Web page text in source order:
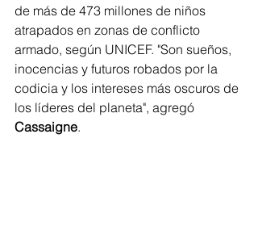
de más de 473 millones de niños
atrapados en zonas de conflicto
armado, según UNICEF. "Son sueños,
inocencias y futuros robados por la
codicia y los intereses más oscuros de
los líderes del planeta", agregó
Cassaigne.